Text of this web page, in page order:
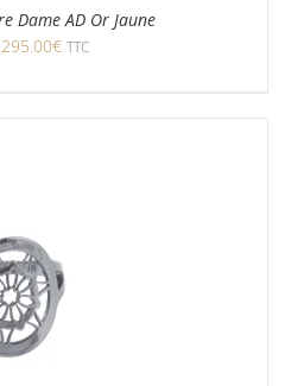
Dame AD Or Jaune
€ TTC